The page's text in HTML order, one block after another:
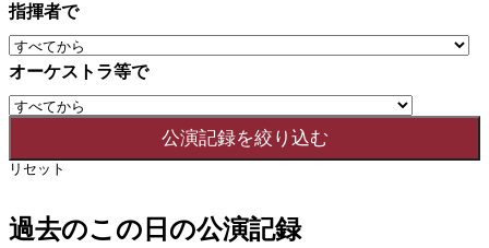
指揮者で
オーケストラ等で
リセット
過去のこの日の公演記録